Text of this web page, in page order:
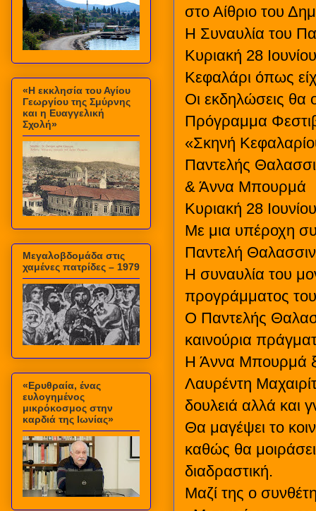
στο Αίθριο του
Η Συναυλία του
Κυριακή 28
Κεφαλάρι όπως
Οι εκδηλώσεις θα
Πρόγραμμα
«Σκηνή
Παντελής
& Άννα Μπουρμά
Κυριακή 28
Με μια υπέροχη
Παντελή
Η συναυλία του
προγράμματος
Ο Παντελής
καινούρια
Η Άννα Μπουρμά
Λαυρέντη
δουλειά αλλά και
Θα μαγέψει το
καθώς θα
διαδραστική.
Μαζί της ο
«Η εκκλησία του Αγίου
Γεωργίου της Σμύρνης
και η Ευαγγελική
Σχολή»
Μεγαλοβδομάδα στις
χαμένες πατρίδες – 1979
«Ερυθραία, ένας
ευλογημένος
μικρόκοσμος στην
καρδιά της Ιωνίας»